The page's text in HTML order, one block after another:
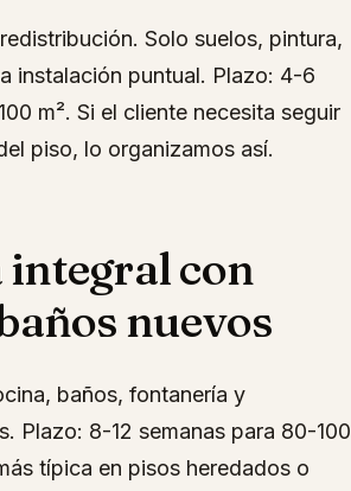
Solo suelos, pintura,
instalación puntual. Plazo: 4-6
m². Si el cliente necesita seguir
piso, lo organizamos así.
con
nuevos
baños, fontanería y
Plazo: 8-12 semanas para 80-100
típica en pisos heredados o